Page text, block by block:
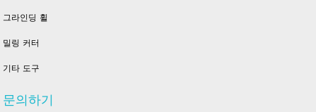
그라인딩 휠
밀링 커터
기타 도구
문의하기